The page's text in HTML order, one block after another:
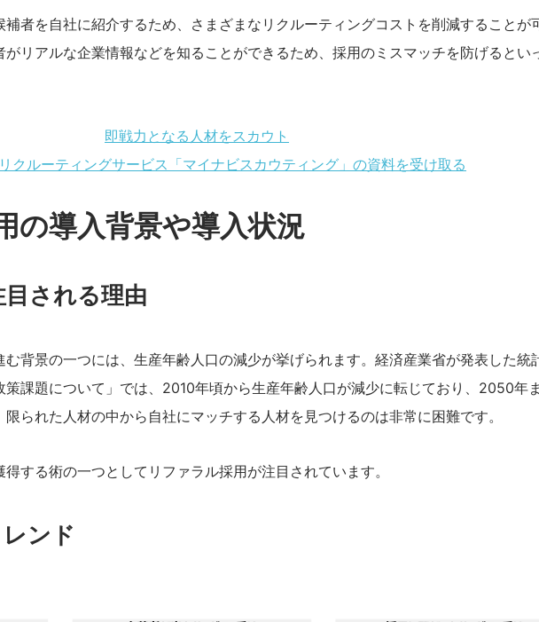
補者を自社に紹介するため、さまざまなリクルーティングコストを削減することが
リアルな企業情報などを知ることができるため、採用のミスマッチを防げるとい
即戦力となる人材をスカウト
クルーティングサービス「マイナビスカウティング」の資料を受け取る
の導入背景や導入状況
される理由
背景の一つには、生産年齢人口の減少が挙げられます。経済産業省が発表した統
課題について」では、2010年頃から生産年齢人口が減少に転じており、2050年
られた人材の中から自社にマッチする人材を見つけるのは非常に困難です。
する術の一つとしてリファラル採用が注目されています。
ンド